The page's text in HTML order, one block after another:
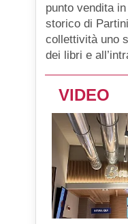
punto vendita
storico di
collettività uno
dei libri e
VIDEO